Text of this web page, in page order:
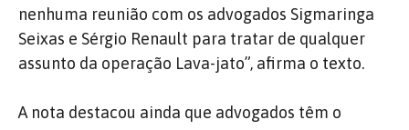
nenhuma reunião com os advogados Sigmaringa
Seixas e Sérgio Renault para tratar de qualquer
assunto da operação Lava-jato”, afirma o texto.
A nota destacou ainda que advogados têm o